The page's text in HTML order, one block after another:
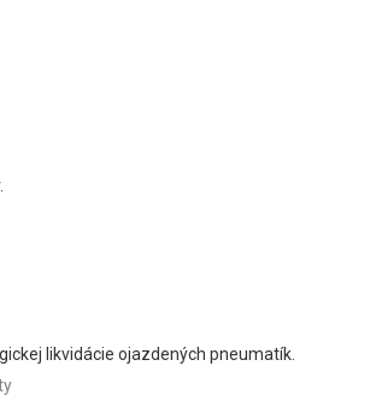
likvidácie ojazdených pneumatík.